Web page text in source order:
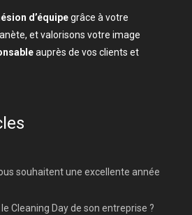
d’équipegrâce à votre
et valorisons votre image
auprès de vos clients et
souhaitent une excellente année
Cleaning Day de son entreprise ?